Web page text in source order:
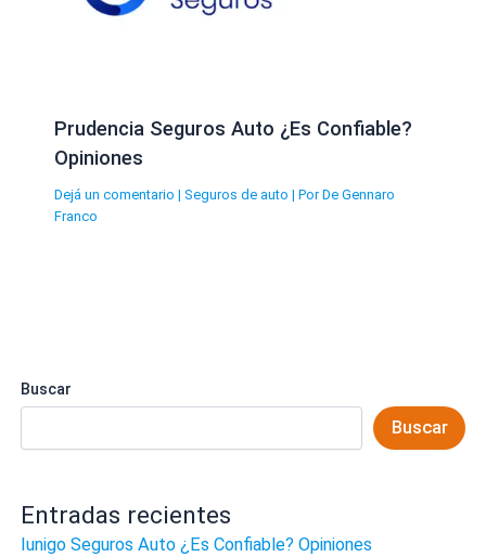
Prudencia Seguros Auto ¿Es Confiable?
Opiniones
Dejá un comentario | Seguros de auto | Por De Gennaro
Franco
Buscar
Buscar
Entradas recientes
Iunigo Seguros Auto ¿Es Confiable? Opiniones